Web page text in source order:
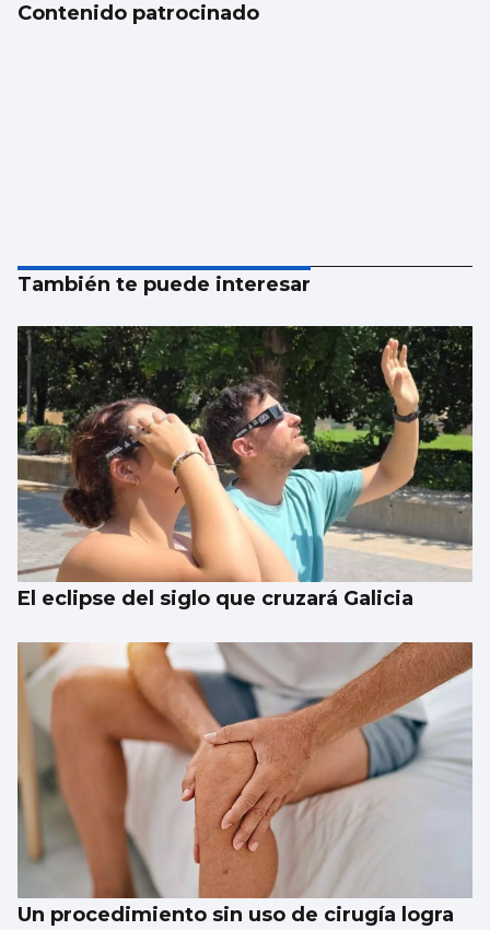
Contenido patrocinado
También te puede interesar
El eclipse del siglo que cruzará Galicia
Un procedimiento sin uso de cirugía logra